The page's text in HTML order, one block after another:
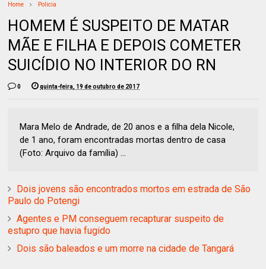
Home Policia
HOMEM É SUSPEITO DE MATAR
MÃE E FILHA E DEPOIS COMETER
SUICÍDIO NO INTERIOR DO RN
0 quinta-feira, 19 de outubro de 2017
Mara Melo de Andrade, de 20 anos e a filha dela Nicole,
de 1 ano, foram encontradas mortas dentro de casa
(Foto: Arquivo da família) ...
Dois jovens são encontrados mortos em estrada de São
Paulo do Potengi
Agentes e PM conseguem recapturar suspeito de
estupro que havia fugido
Dois são baleados e um morre na cidade de Tangará